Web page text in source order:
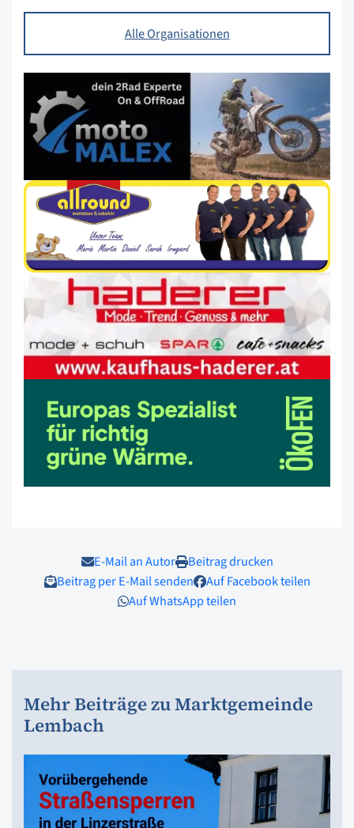
Alle Organisationen
E-Mail an Autor
Beitrag drucken
Beitrag per E-Mail senden
Auf Facebook teilen
Auf WhatsApp teilen
Mehr Beiträge zu Marktgemeinde
Lembach